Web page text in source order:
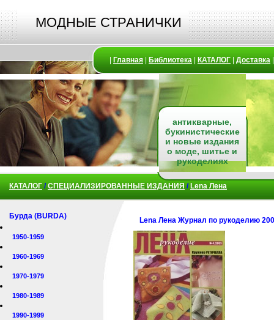
МОДНЫЕ СТРАНИЧКИ
Главная Библиотека КАТАЛОГ Доставка
антикварные,
букинистические
и новые издания
о моде, шитье и
рукоделиях
КАТАЛОГ /СПЕЦИАЛИЗИРОВАННЫЕ ИЗДАНИЯ / Lena Лена
Бурда (BURDA)
1950-1959
1960-1969
1970-1979
1980-1989
1990-1999
Lena Лена Журнал по рукоделию